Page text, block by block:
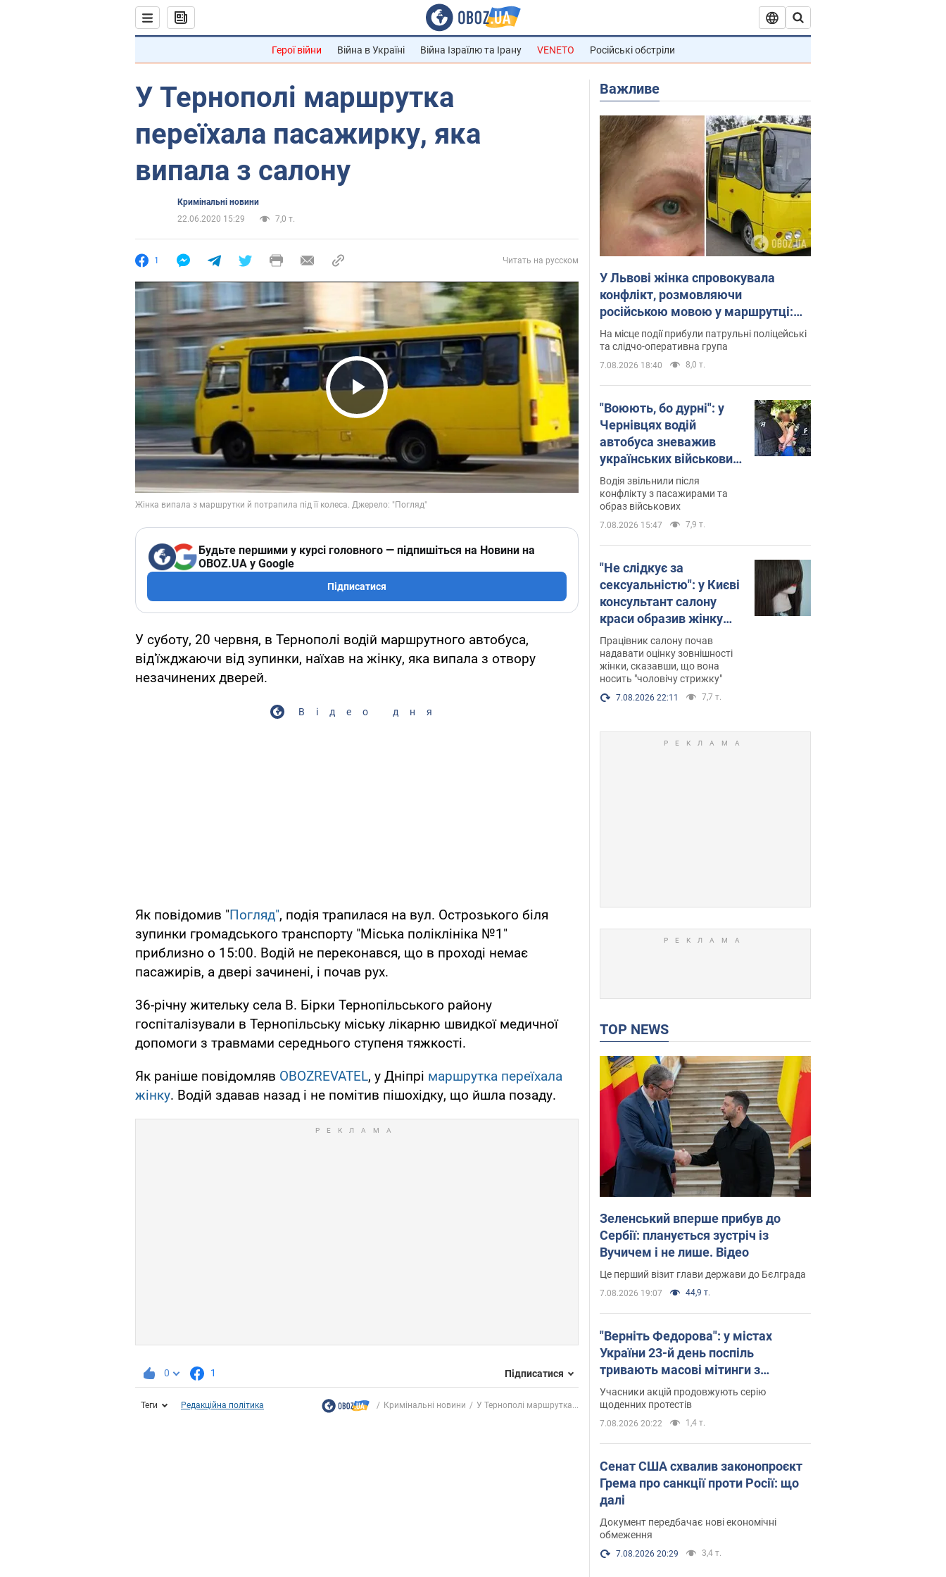
Герої війни Війна в Україні Війна Ізраїлю та Ірану VENETO Російські обстріли
У Тернополі маршрутка
переїхала пасажирку, яка
випала з салону
Кримінальні новини
22.06.2020 15:29
7,0 т.
1 Читать на русском
Play Video
Будьте першими у курсі головного — підпишіться на Новини на
OBOZ.UA у Google
Підписатися
У суботу, 20 червня, в Тернополі водій маршрутного автобуса,
від'їжджаючи від зупинки, наїхав на жінку, яка випала з отвору
незачинених дверей.
Відео дня
Як повідомив "Погляд", подія трапилася на вул. Острозького біля
зупинки громадського транспорту "Міська поліклініка №1"
приблизно о 15:00. Водій не переконався, що в проході немає
пасажирів, а двері зачинені, і почав рух.
36-річну жительку села В. Бірки Тернопільського району
госпіталізували в Тернопільську міську лікарню швидкої медичної
допомоги з травмами середнього ступеня тяжкості.
Як раніше повідомляв OBOZREVATEL, у Дніпрі маршрутка переїхала
жінку. Водій здавав назад і не помітив пішохідку, що йшла позаду.
0 1 Підписатися
Теги Редакційна політика Кримінальні новини У Тернополі маршрутка...
Важливе
У Львові жінка спровокувала
конфлікт, розмовляючи
російською мовою у маршрутці:
поліція склала адмінпротокол.
Відео
На місце події прибули патрульні поліцейські
та слідчо-оперативна група
7.08.2026 18:40 8,0 т.
"Воюють, бо дурні": у
Чернівцях водій
автобуса зневажив
українських військових
і поплатився. Відео
Водія звільнили після
конфлікту з пасажирами та
образ військових
7.08.2026 15:47 7,9 т.
"Не слідкує за
сексуальністю": у Києві
консультант салону
краси образив жінку
після хімієтерапії,
розгорівся скандал.
Фото
Працівник салону почав
надавати оцінку зовнішності
жінки, сказавши, що вона
носить "чоловічу стрижку"
7.08.2026 22:11 7,7 т.
TOP NEWS
Зеленський вперше прибув до
Сербії: планується зустріч із
Вучичем і не лише. Відео
Це перший візит глави держави до Бєлграда
7.08.2026 19:07 44,9 т.
"Верніть Федорова": у містах
України 23-й день поспіль
тривають масові мітинги з
картонками. Фото і відео
Учасники акцій продовжують серію
щоденних протестів
7.08.2026 20:22 1,4 т.
Сенат США схвалив законопроєкт
Грема про санкції проти Росії: що
далі
Документ передбачає нові економічні
обмеження
7.08.2026 20:29 3,4 т.